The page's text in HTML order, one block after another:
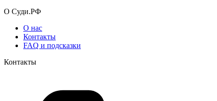
О Суди.РФ
О нас
Контакты
FAQ и подсказки
Контакты